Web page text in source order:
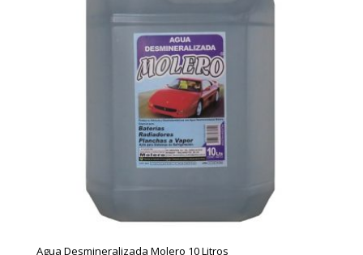
Agua Desmineralizada Molero 10 Litros